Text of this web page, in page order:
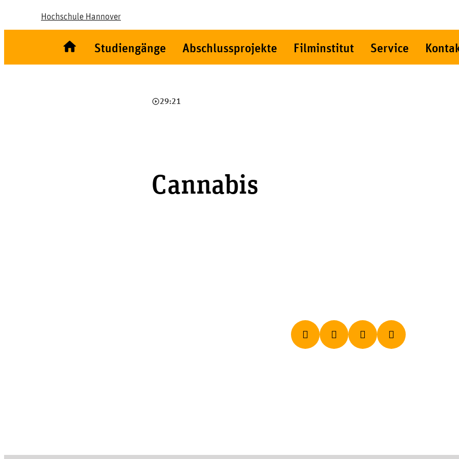
Hochschule Hannover
Studiengänge Abschlussprojekte Filminstitut Service
play_circle_outline29:21
Cannabis